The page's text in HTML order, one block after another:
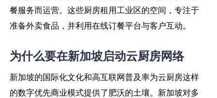
餐服务而运营。这些厨房租用工业区的空间，专注于
准备外卖食品，并利用在线订餐平台与客户互动。
为什么要在新加坡启动云厨房网络
新加坡的国际化文化和高互联网普及率为云厨房这样
的数字优先商业模式提供了肥沃的土壤。新加坡对多